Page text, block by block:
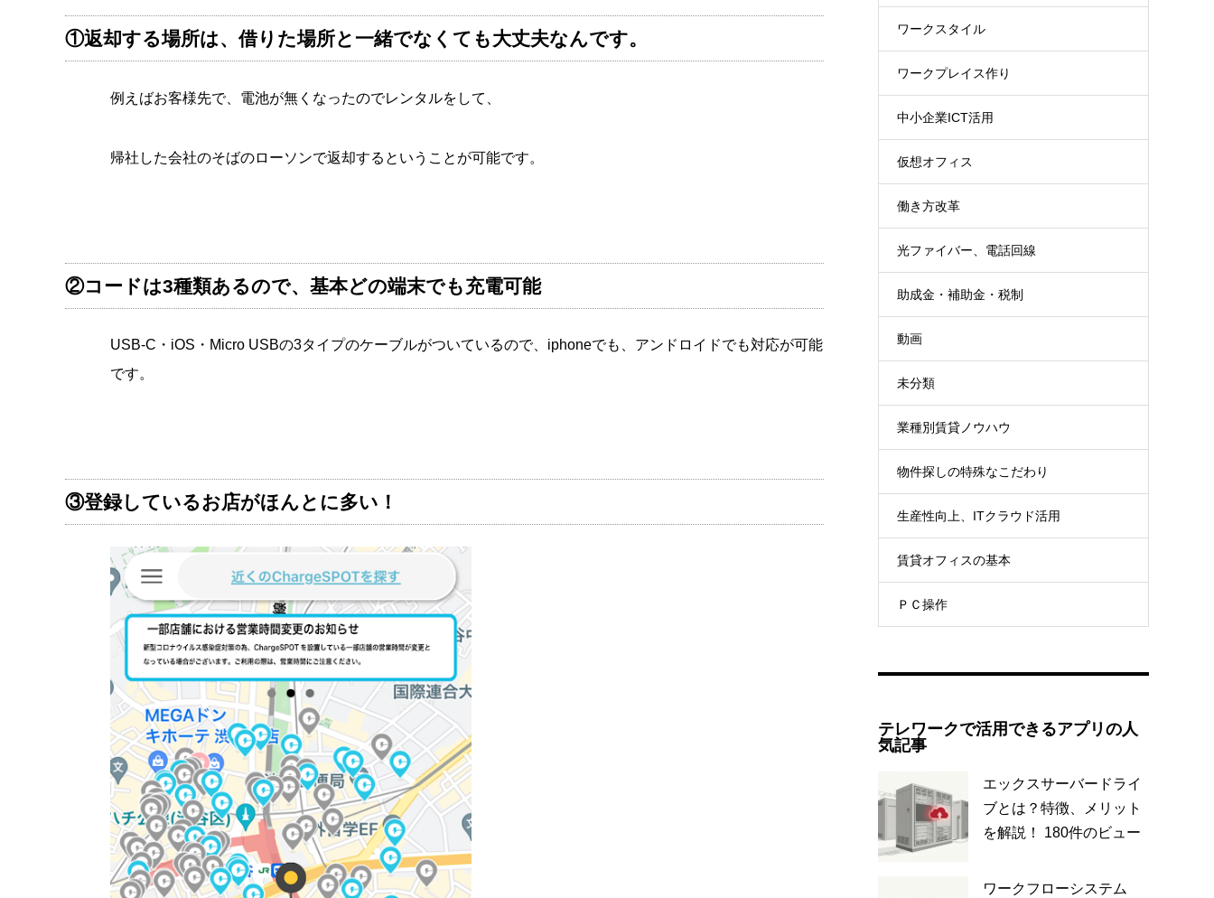
①返却する場所は、借りた場所と一緒でなくても大丈夫なんです。
例えばお客様先で、電池が無くなったのでレンタルをして、
帰社した会社のそばのローソンで返却するということが可能です。
②コードは3種類あるので、基本どの端末でも充電可能
USB-C・iOS・Micro USBの3タイプのケーブルがついているので、iphoneでも、アンドロイドでも対応が可能
です。
③登録しているお店がほんとに多い！
ワークスタイル
ワークプレイス作り
中小企業ICT活用
仮想オフィス
働き方改革
光ファイバー、電話回線
助成金・補助金・税制
動画
未分類
業種別賃貸ノウハウ
物件探しの特殊なこだわり
生産性向上、ITクラウド活用
賃貸オフィスの基本
ＰＣ操作
テレワークで活用できるアプリの人
気記事
エックスサーバードライ
ブとは？特徴、メリット
を解説！
180件のビュー
ワークフローシステム